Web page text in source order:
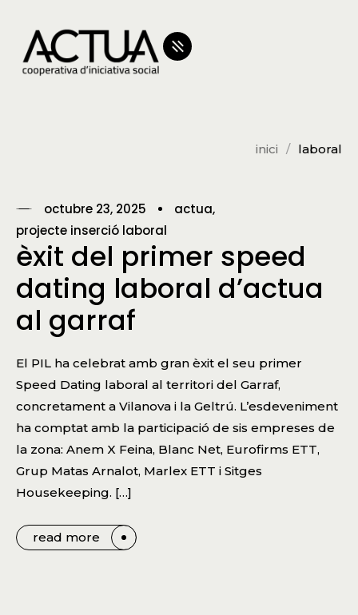
inici laboral
octubre 23, 2025
actua
projecte inserció laboral
èxit del primer speed
dating laboral d’actua
al garraf
El PIL ha celebrat amb gran èxit el seu primer
Speed Dating laboral al territori del Garraf,
concretament a Vilanova i la Geltrú. L’esdeveniment
ha comptat amb la participació de sis empreses de
la zona: Anem X Feina, Blanc Net, Eurofirms ETT,
Grup Matas Arnalot, Marlex ETT i Sitges
Housekeeping. […]
read more